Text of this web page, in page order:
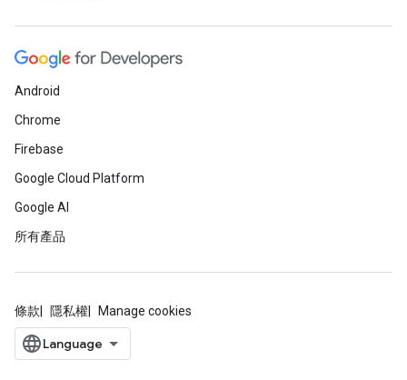
Android
Chrome
Firebase
Google Cloud Platform
Google AI
所有產品
條款 隱私權 Manage cookies